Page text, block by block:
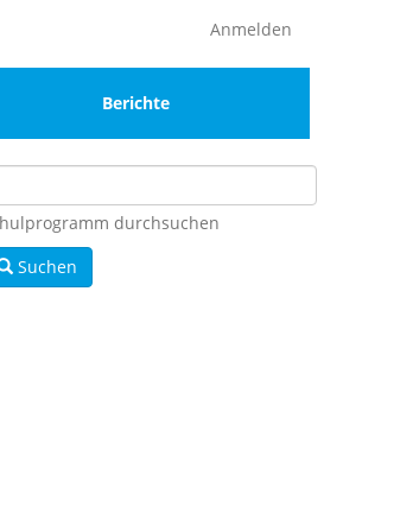
Anmelden
Berichte
durchsuchen
Suchen